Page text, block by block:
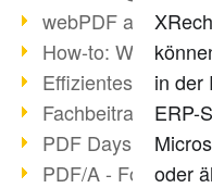
webPDF auf tools
How-to:
Effizientes
Fachbeitrag tools
PDF Days Europe
PDF/A - Format der
in der
ERP-
oder